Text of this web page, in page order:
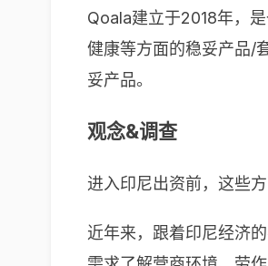
Qoala建立于2018年，
健康等方面的稳妥产品/
妥产品。
观念&调查
进入印尼出资前，这些方
近年来，跟着印尼经济